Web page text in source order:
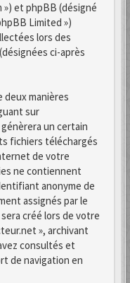
et phpBB (désigné
Limited »)
lors des
ci-après
manières
sur
un certain
fichiers téléchargés
de votre
ne contiennent
anonyme de
assignés par le
créé lors de votre
», archivant
consultés et
de navigation en